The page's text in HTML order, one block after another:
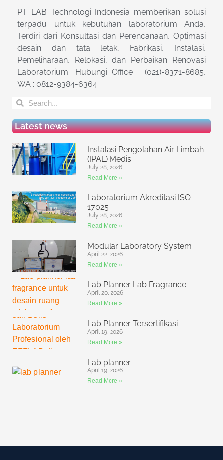
PT LAB Technologi Indonesia memberikan solusi
terpadu untuk kebutuhan laboratorium Anda,
Terdiri dari Konsultasi dan Perencanaan, Optimasi
desain dan tata letak, Fabrikasi, Instalasi,
Pemeliharaan, Relokasi, dan Perbaikan Renovasi
Laboratorium. Hubungi Office : (021)-8371-8685,
WA : 0812-9384-6364
Latest news
Instalasi Pengolahan Air Limbah
(IPAL) Medis
July 28, 2026
Read More »
Laboratorium Akreditasi ISO
17025
July 28, 2026
Read More »
Modular Laboratory System
April 22, 2026
Read More »
Lab Planner Lab Fragrance
April 20, 2026
Read More »
Lab Planner Tersertifikasi
April 19, 2026
Read More »
Lab planner
April 19, 2026
Read More »